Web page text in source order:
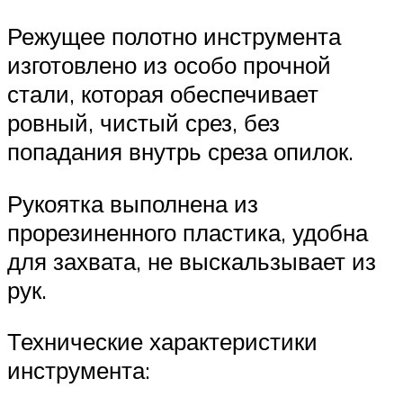
Режущее полотно инструмента
изготовлено из особо прочной
стали, которая обеспечивает
ровный, чистый срез, без
попадания внутрь среза опилок.
Рукоятка выполнена из
прорезиненного пластика, удобна
для захвата, не выскальзывает из
рук.
Технические характеристики
инструмента: